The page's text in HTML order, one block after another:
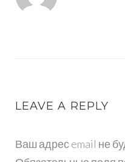
LEAVE A REPLY
Ваш адрес email не